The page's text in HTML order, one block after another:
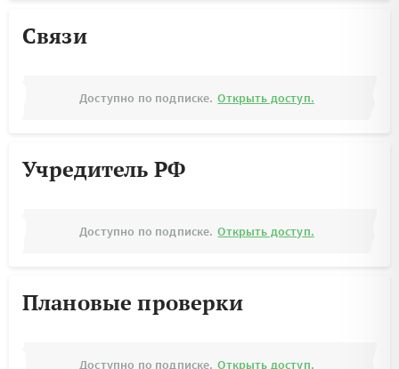
Связи
Доступно по подписке. Открыть доступ.
Учредитель РФ
Доступно по подписке. Открыть доступ.
Плановые проверки
Доступно по подписке. Открыть доступ.